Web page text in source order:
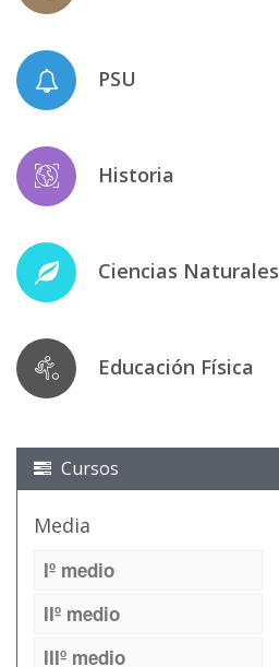
PSU
Historia
Ciencias Naturales
Educación Física
Cursos
Media
Iº medio
IIº medio
IIIº medio